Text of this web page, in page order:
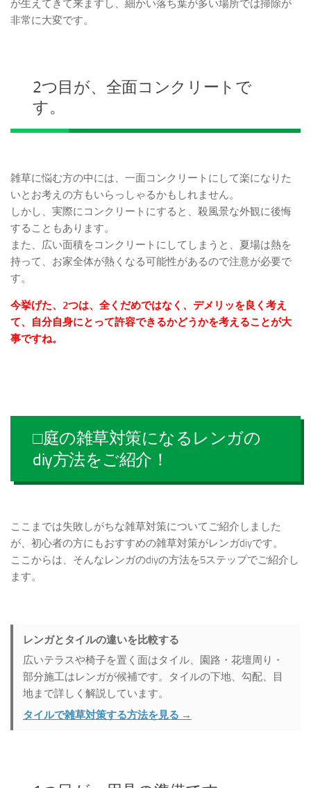
が生えてきて来ますし、細かい落ち葉が多い場所では掃除が
非常に大変です。
2つ目が、全面コンクリートで
す。
雑草に悩む方の中には、一面コンクリートにして楽になりた
いとお考えの方もいらっしゃるかもしれません。
しかし、実際にコンクリートにすると、殺風景な外観に後悔
することもあります。
また、広い面積をコンクリートにしてしまうと、夏場は熱を
持って、お家全体が熱くなる可能性があるので注意が必要で
す。
今挙げた、2つは、全くだめではなく、デメリッを良く考え
て、自分自身にとって許容できるかどうかを考えることが大
事ですね。
□庭の雑草対策になるレンガの
diy方法をご紹介！
ここまでは失敗しがちな雑草対策についてご紹介しました
が、初心者の方にもおすすめの雑草対策がレンガdiyです。
ここからは、そんなレンガのdiyの方法を5ステップでご紹介し
ます。
レンガとタイルの違いを比較する
広いテラスや椅子を置く面はタイル、園路・花壇周り・
部分施工はレンガが候補です。タイルの下地、勾配、目
地まで詳しく解説しています。
タイルで雑草対策する方法を見る →